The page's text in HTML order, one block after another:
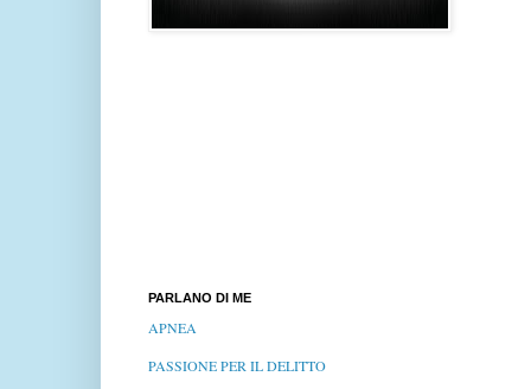
PARLANO DI ME
APNEA
PASSIONE PER IL DELITTO